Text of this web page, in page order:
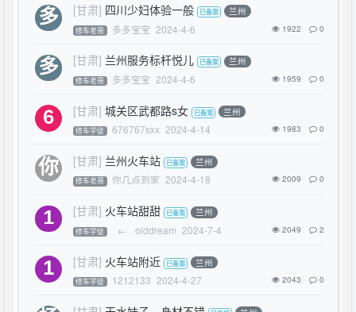
[甘肃] 四川少妇体验一般 兰州
修车老哥 多多宝宝 2024-4-6 1922 0
[甘肃] 兰州服务标杆悦儿 兰州
修车老哥 多多宝宝 2024-4-6 1959 0
[甘肃] 城关区武都路s女 兰州
修车学徒 676767sxx 2024-4-14 1983 0
[甘肃] 兰州火车站 兰州
修车老哥 你几点到家 2024-4-18 2009 0
[甘肃] 火车站甜甜 兰州
修车学徒 ← olddream 2024-7-4 2049 2
[甘肃] 火车站附近 兰州
修车学徒 1212133 2024-4-27 2043 0